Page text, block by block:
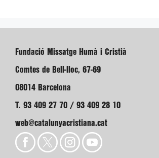
Fundació Missatge Humà i Cristià
Comtes de Bell-lloc, 67-69
08014 Barcelona
T. 93 409 27 70 / 93 409 28 10
web@catalunyacristiana.cat